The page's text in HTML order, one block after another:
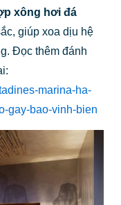
xông hơi đá
giúp xoa dịu hệ
Đọc thêm đánh
marina-ha-
gay-bao-vinh-bien